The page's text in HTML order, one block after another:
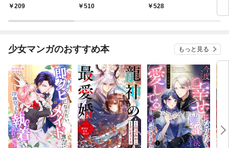
209
日発売）
￥510 528
少女マンガのおすすめ本 もっと見る